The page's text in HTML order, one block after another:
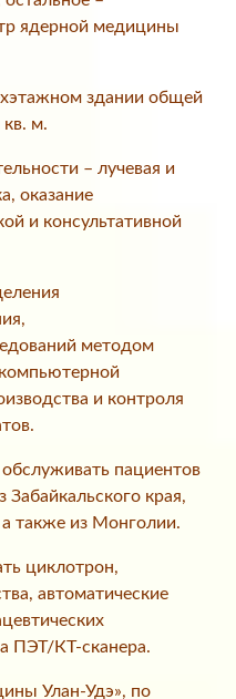
ядерной медицины
здании общей
м.
– лучевая и
оказание
и консультативной
методом
и контроля
пациентов
Забайкальского края,
также из Монголии.
циклотрон,
автоматические
ПЭТ/КТ-сканера.
Улан-Удэ», по